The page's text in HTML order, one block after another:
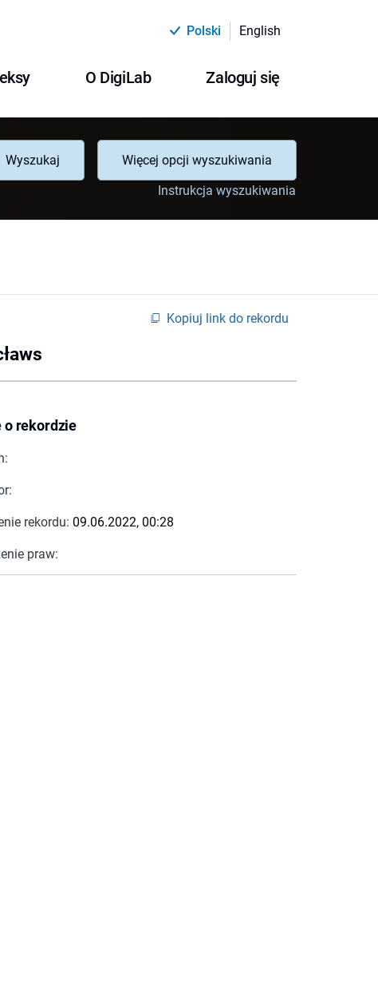
Polski English
O DigiLab Zaloguj się
Wyszukaj
Więcej opcji wyszukiwania
Instrukcja wyszukiwania
Kopiuj link do rekordu
o rekordzie
rekordu: 09.06.2022, 00:28
praw: